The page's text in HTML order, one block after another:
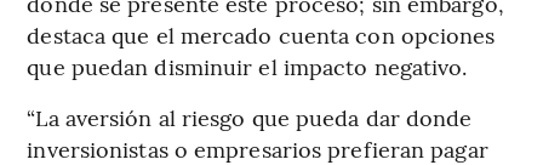
destaca que el mercado cuenta con opciones
que puedan disminuir el impacto negativo.
“La aversión al riesgo que pueda dar donde
inversionistas o empresarios prefieran pagar